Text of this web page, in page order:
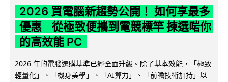
2026 買電腦新趨勢公開！ 如何享最多
優惠 從極致便攜到電競標竿 揀選啱你
的高效能 PC
2026 年的電腦選購基準已經全面升級。除了基本效能，「極致
輕量化」、「機身美學」、「AI算力」、「前瞻技術加持」以